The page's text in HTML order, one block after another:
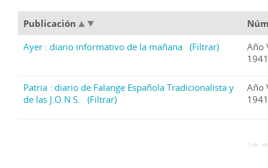
Publicación
Ayer : diario informativo de la mañana (Filtrar)
Año
Patria : diario de Falange Española Tradicionalista y
de las J.O.N.S.
(Filtrar)
Año